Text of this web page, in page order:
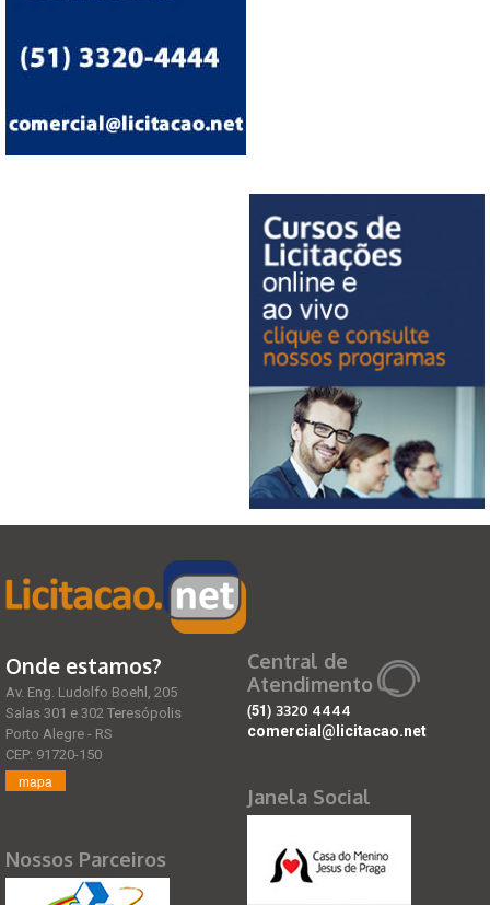
Onde estamos?
Av. Eng. Ludolfo Boehl, 205
Salas 301 e 302 Teresópolis
Porto Alegre - RS
CEP: 91720-150
mapa
Nossos Parceiros
Central de
Atendimento
(51) 3320 4444
comercial@licitacao.net
Janela Social